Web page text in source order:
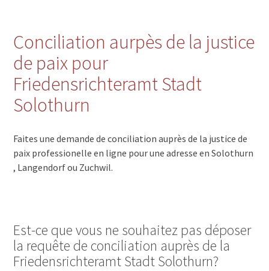
Conciliation aurpès de la justice
de paix pour
Friedensrichteramt Stadt
Solothurn
Faites une demande de conciliation auprès de la justice de
paix professionelle en ligne pour une adresse en Solothurn
, Langendorf ou Zuchwil.
Est-ce que vous ne souhaitez pas déposer
la requête de conciliation auprès de la
Friedensrichteramt Stadt Solothurn?